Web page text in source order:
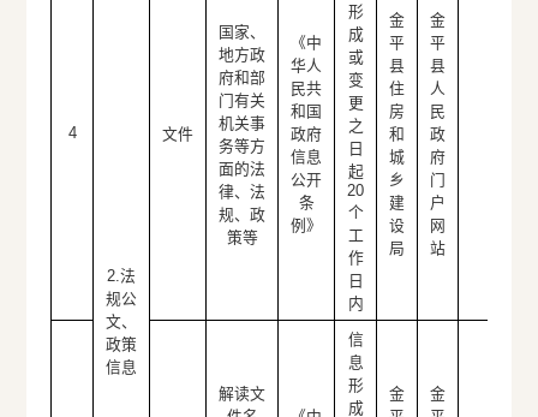
4
2.法
规公
文、
政策
信息
文件
国家、
地方政
府和部
门有关
机关事
务等方
面的法
律、法
规、政
策等
《中
华人
民共
和国
政府
信息
公开
条
例》
形
成
或
变
更
之
日
起
20
个
工
作
日
内
金
平
县
住
房
和
城
乡
建
设
局
金
平
县
人
民
政
府
门
户
网
站
解读文
信
息
形
成
金
金